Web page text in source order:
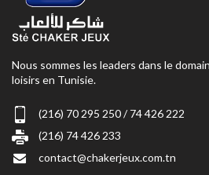
Nous sommes les leaders dans le
loisirs en Tunisie.
(216) 70 295 250 / 74 426 222
(216) 74 426 233
contact@chakerjeux.com.tn